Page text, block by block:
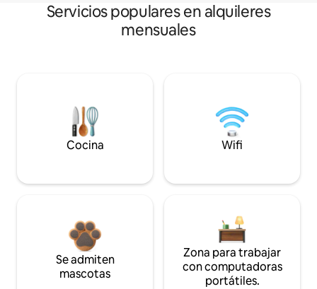
Servicios populares en alquileres
mensuales
Cocina Wifi
Se admiten
mascotas
Zona para trabajar
con computadoras
portátiles.